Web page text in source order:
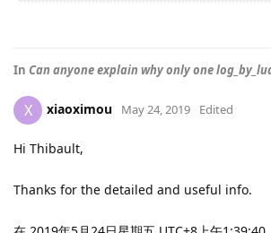
In Can anyone explain why only one
X xiaoximou May 24, 2019 Edited
Hi Thibault,
Thanks for the detailed and useful info.